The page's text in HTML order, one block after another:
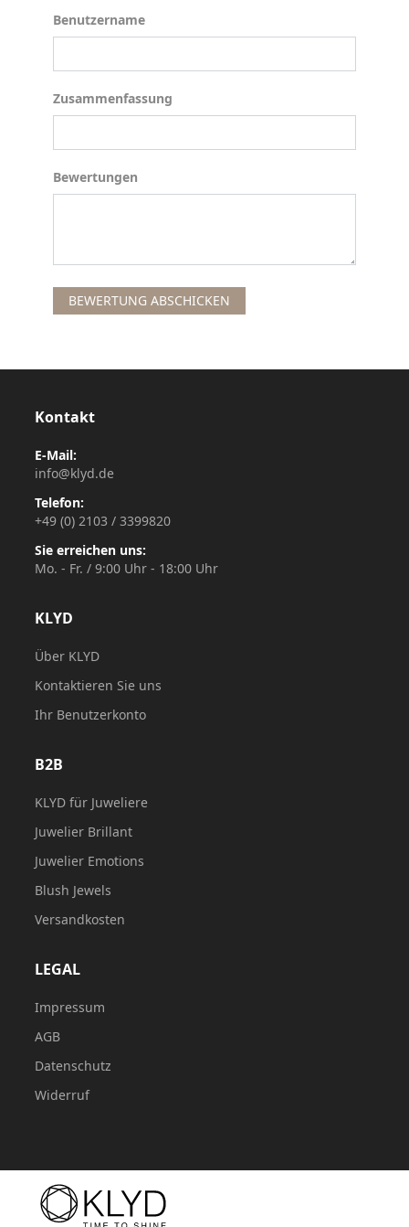
Benutzername
Benutzername
Zusammenfassung
Zusammenfassung
Bewertungen
Bewertungen
BEWERTUNG ABSCHICKEN
Kontakt
E-Mail:
info@klyd.de
Telefon:
+49 (0) 2103 / 3399820
Sie erreichen uns:
Mo. - Fr. / 9:00 Uhr - 18:00 Uhr
KLYD
Über KLYD
Kontaktieren Sie uns
Ihr Benutzerkonto
B2B
KLYD für Juweliere
Juwelier Brillant
Juwelier Emotions
Blush Jewels
Versandkosten
LEGAL
Impressum
AGB
Datenschutz
Widerruf